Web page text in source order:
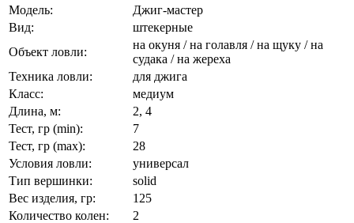
Модель:
Джиг-мастер
Вид:
штекерные
Объект ловли:
на окуня / на голавля / на щуку / на
судака / на жереха
Техника ловли:
для джига
Класс:
медиум
Длина, м:
2, 4
Тест, гр (min):
7
Тест, гр (max):
28
Условия ловли:
универсал
Тип вершинки:
solid
Вес изделия, гр:
125
Количество колен:
2